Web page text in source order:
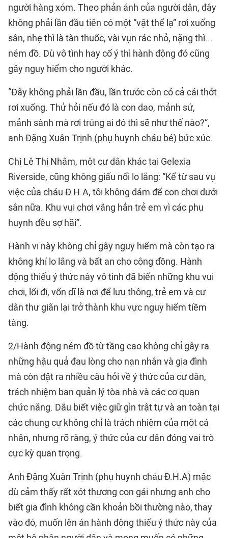
người hàng xóm. Theo phản ánh của người dân, đây
không phải lần đầu tiên có một “vật thể lạ” rơi xuống
sân, nhẹ thì là tàn thuốc, vài vụn rác nhỏ, nặng thì...
ném đồ. Dù vô tình hay cố ý thì hành động đó cũng
gây nguy hiểm cho người khác.
“Đây không phải lần đầu, lần trước còn có cả cái thớt
rơi xuống. Thử hỏi nếu đó là con dao, mảnh sứ,
mảnh sành mà rơi trúng ai đó thì sẽ như thế nào?”,
anh Đặng Xuân Trịnh (phụ huynh cháu bé) bức xúc.
Chị Lê Thị Nhâm, một cư dân khác tại Gelexia
Riverside, cũng không giấu nổi lo lắng: “Kể từ sau vụ
việc của cháu Đ.H.A, tôi không dám để con chơi dưới
sân nữa. Khu vui chơi vắng hẳn trẻ em vì các phụ
huynh đều sợ hãi”.
Hành vi này không chỉ gây nguy hiểm mà còn tạo ra
không khí lo lắng và bất an cho cộng đồng. Hành
động thiếu ý thức này vô tình đã biến những khu vui
chơi, lối đi, vốn dĩ là nơi để lưu thông, trẻ em và cư
dân thư giãn lại trở thành khu vực nguy hiểm tiềm
tàng.
2/Hành động ném đồ từ tầng cao không chỉ gây ra
những hậu quả đau lòng cho nạn nhân và gia đình
mà còn đặt ra nhiều câu hỏi về ý thức của cư dân,
trách nhiệm ban quản lý tòa nhà và các cơ quan
chức năng. Dẫu biết việc giữ gìn trật tự và an toàn tại
các chung cư không chỉ là trách nhiệm của một cá
nhân, nhưng rõ ràng, ý thức của cư dân đóng vai trò
cực kỳ quan trọng.
Anh Đặng Xuân Trịnh (phụ huynh cháu Đ.H.A) mặc
dù cảm thấy rất xót thương con gái nhưng anh cho
biết gia đình không cần khoản bồi thường nào, thay
vào đó, muốn lên án hành động thiếu ý thức này của